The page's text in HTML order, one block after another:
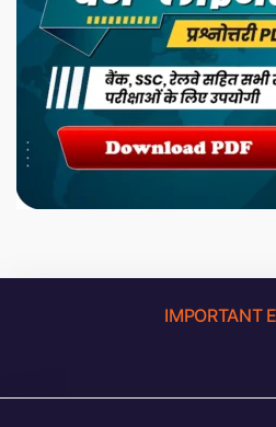
IMPORTANT